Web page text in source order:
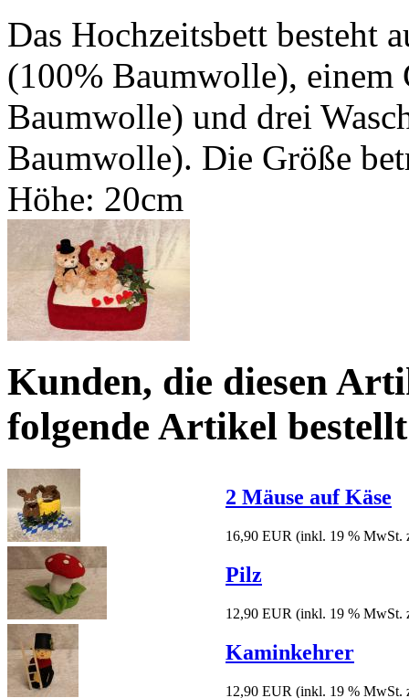
Das Hochzeitsbett besteht
(100% Baumwolle), einem
Baumwolle) und drei
Baumwolle). Die Größe
Höhe: 20cm
Kunden, die diesen
folgende Artikel
2 Mäuse auf Käse
16,90 EUR (inkl. 19 % MwSt.
Pilz
12,90 EUR (inkl. 19 % MwSt.
Kaminkehrer
12,90 EUR (inkl. 19 % MwSt.